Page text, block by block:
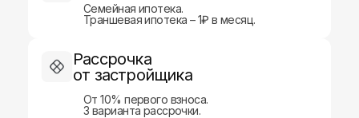
Семейная ипотека.
Траншевая ипотека – 1₽ в месяц.
Рассрочка
от застройщика
От 10% первого взноса.
3 варианта рассрочки.
2 этаж (офис 4)
Контакты
Апартаменты ОАЭ
Новостройки Турции
+7 (843) 253-79-89
info@a1-brokers.com